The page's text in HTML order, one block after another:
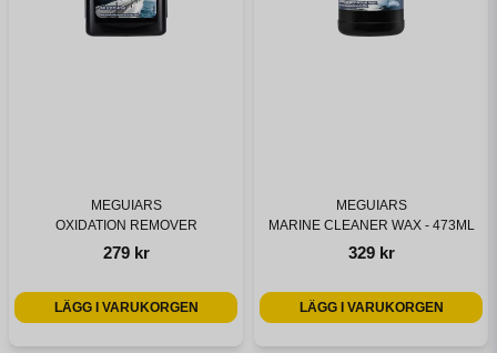
MEGUIARS
OXIDATION REMOVER
279 kr
LÄGG I VARUKORGEN
MEGUIARS
MARINE CLEANER WAX - 473ML
329 kr
LÄGG I VARUKORGEN